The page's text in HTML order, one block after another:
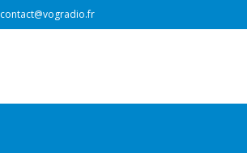
contact@vogradio.fr